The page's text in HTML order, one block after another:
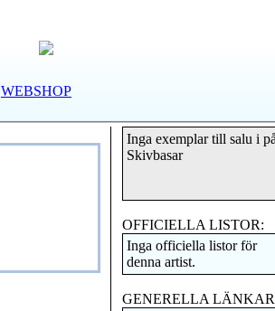
WEBSHOP
Inga exemplar till salu i på
Skivbasar
OFFICIELLA LISTOR:
Inga officiella listor för
denna artist.
GENERELLA